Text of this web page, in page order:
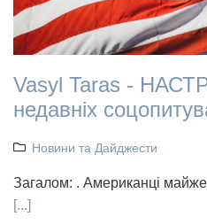
Vasyl Taras -
недавніх
Новини та Дайджести
Загалом: . Американці майже
[...]